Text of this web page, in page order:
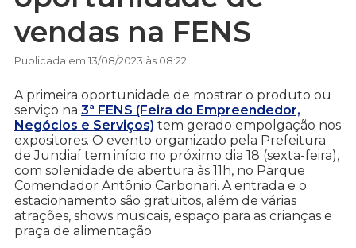
vendas na FENS
Publicada em 13/08/2023 às 08:22
A primeira oportunidade de mostrar o produto ou
serviço na 3ª FENS (Feira do Empreendedor,
Negócios e Serviços) tem gerado empolgação nos
expositores. O evento organizado pela Prefeitura
de Jundiaí tem início no próximo dia 18 (sexta-feira),
com solenidade de abertura às 11h, no Parque
Comendador Antônio Carbonari. A entrada e o
estacionamento são gratuitos, além de várias
atrações, shows musicais, espaço para as crianças e
praça de alimentação.